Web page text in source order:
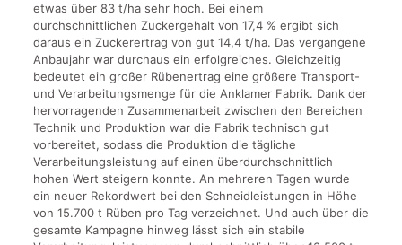
etwas über 83 t/ha sehr hoch. Bei einem
durchschnittlichen Zuckergehalt von 17,4 % ergibt sich
daraus ein Zuckerertrag von gut 14,4 t/ha. Das vergangene
Anbaujahr war durchaus ein erfolgreiches. Gleichzeitig
bedeutet ein großer Rübenertrag eine größere Transport-
und Verarbeitungsmenge für die Anklamer Fabrik. Dank der
hervorragenden Zusammenarbeit zwischen den Bereichen
Technik und Produktion war die Fabrik technisch gut
vorbereitet, sodass die Produktion die tägliche
Verarbeitungsleistung auf einen überdurchschnittlich
hohen Wert steigern konnte. An mehreren Tagen wurde
ein neuer Rekordwert bei den Schneidleistungen in Höhe
von 15.700 t Rüben pro Tag verzeichnet. Und auch über die
gesamte Kampagne hinweg lässt sich ein stabile